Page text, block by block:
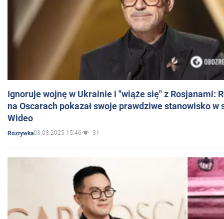
Ignoruje wojnę w Ukrainie i "wiąże się" z Rosjanami:
na Oscarach pokazał swoje prawdziwe stanowisko w
Wideo
Rozrywka03.03.2025 15:46 31